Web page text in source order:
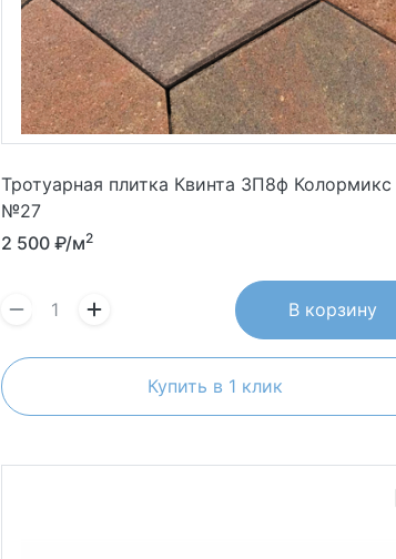
Тротуарная плитка Квинта 3П8ф Колормикс
№27
2 500 ₽/м2
В корзину
Купить в 1 клик